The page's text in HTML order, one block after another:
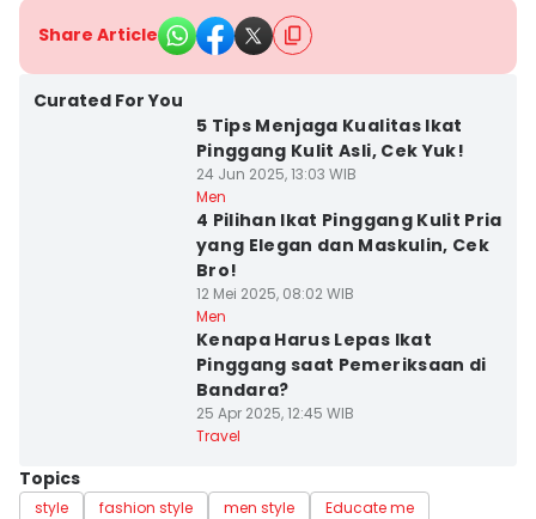
Share Article
Curated For You
5 Tips Menjaga Kualitas Ikat
Pinggang Kulit Asli, Cek Yuk!
24 Jun 2025, 13:03 WIB
Men
4 Pilihan Ikat Pinggang Kulit Pria
yang Elegan dan Maskulin, Cek
Bro!
12 Mei 2025, 08:02 WIB
Men
Kenapa Harus Lepas Ikat
Pinggang saat Pemeriksaan di
Bandara?
25 Apr 2025, 12:45 WIB
Travel
Topics
style fashion style men style
Educate me